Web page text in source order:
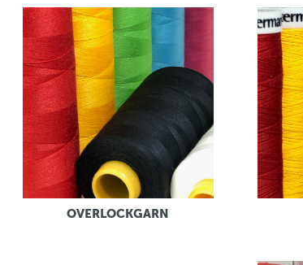
OVERLOCKGARN